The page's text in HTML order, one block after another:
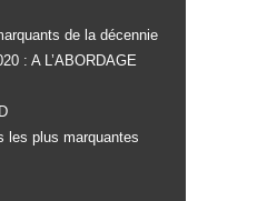
de la décennie
: A L’ABORDAGE
les plus marquantes